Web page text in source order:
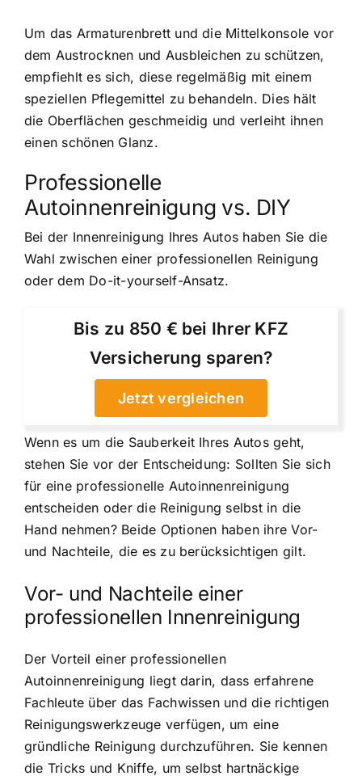
Um das Armaturenbrett und die Mittelkonsole vor
dem Austrocknen und Ausbleichen zu schützen,
empfiehlt es sich, diese regelmäßig mit einem
speziellen Pflegemittel zu behandeln. Dies hält
die Oberflächen geschmeidig und verleiht ihnen
einen schönen Glanz.
Professionelle
Autoinnenreinigung vs. DIY
Bei der Innenreinigung Ihres Autos haben Sie die
Wahl zwischen einer professionellen Reinigung
oder dem Do-it-yourself-Ansatz.
Bis zu 850 € bei Ihrer KFZ
Versicherung sparen?
Jetzt vergleichen
Wenn es um die Sauberkeit Ihres Autos geht,
stehen Sie vor der Entscheidung: Sollten Sie sich
für eine professionelle Autoinnenreinigung
entscheiden oder die Reinigung selbst in die
Hand nehmen? Beide Optionen haben ihre Vor-
und Nachteile, die es zu berücksichtigen gilt.
Vor- und Nachteile einer
professionellen Innenreinigung
Der Vorteil einer professionellen
Autoinnenreinigung liegt darin, dass erfahrene
Fachleute über das Fachwissen und die richtigen
Reinigungswerkzeuge verfügen, um eine
gründliche Reinigung durchzuführen. Sie kennen
die Tricks und Kniffe, um selbst hartnäckige